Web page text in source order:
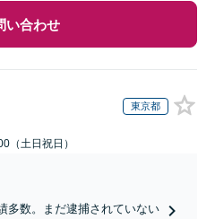
い合わせ
東京都
（土日祝日）
多数。まだ逮捕されていない